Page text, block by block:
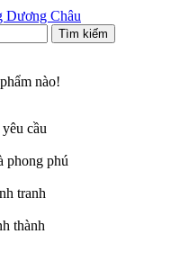
Tìm kiếm
nào!
cầu
phong phú
tranh
thành